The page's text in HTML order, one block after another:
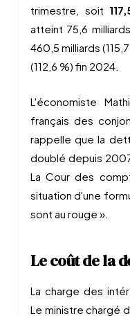
trimestre, soit
atteint 75,6
460,5 milliards
(112,6 %) fin 2024.
L'économiste
français des
rappelle que la
doublé depuis
La Cour des
situation d'une
sont au rouge ».
Le coût de la
La charge des
Le ministre chargé